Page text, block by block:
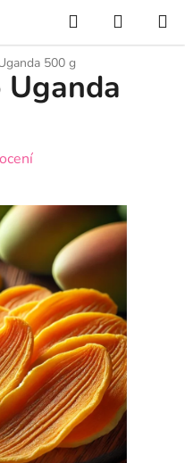
Hledat
KOŠÍK
500 g
Uganda